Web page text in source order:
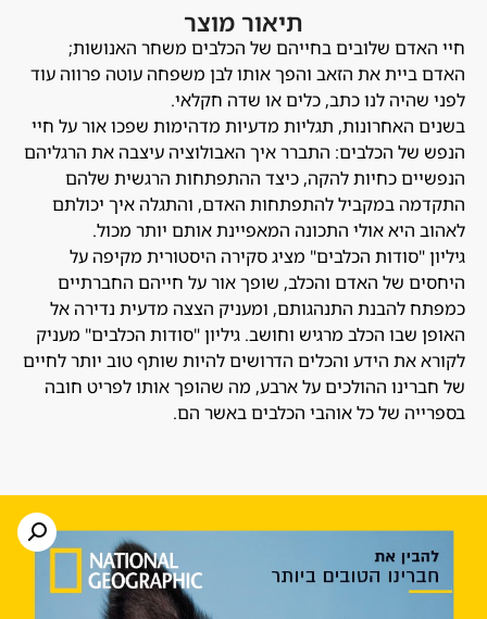
תיאור מוצר
חיי האדם שלובים בחייהם של הכלבים משחר האנושות;
האדם ביית את הזאב והפך אותו לבן משפחה עוטה פרווה עוד
לפני שהיה לנו כתב, כלים או שדה חקלאי.
בשנים האחרונות, תגליות מדעיות מדהימות שפכו אור על חיי
הנפש של הכלבים: התברר איך האבולוציה עיצבה את הרגליהם
הנפשיים כחיות להקה, כיצד ההתפתחות הרגשית שלהם
התקדמה במקביל להתפתחות האדם, והתגלה איך יכולתם
לאהוב היא אולי התכונה המאפיינת אותם יותר מכול.
גיליון "סודות הכלבים" מציג סקירה היסטורית מקיפה על
היחסים של האדם והכלב, שופך אור על חייהם החברתיים
כמפתח להבנת התנהגותם, ומעניק הצצה מדעית נדירה אל
האופן שבו הכלב מרגיש וחושב. גיליון "סודות הכלבים" מעניק
לקורא את הידע והכלים הדרושים להיות שותף טוב יותר לחיים
של חברינו ההולכים על ארבע, מה שהופך אותו לפריט חובה
בספרייה של כל אוהבי הכלבים באשר הם.